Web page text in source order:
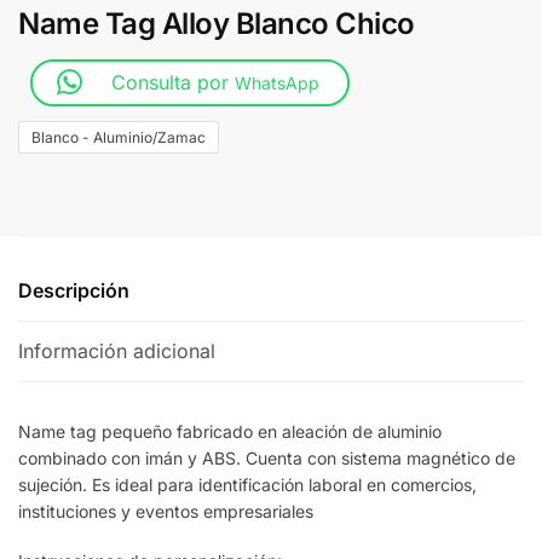
Name Tag Alloy Blanco Chico
Consulta por WhatsApp
Blanco - Aluminio/Zamac
Descripción
Información adicional
Name tag pequeño fabricado en aleación de aluminio
combinado con imán y ABS. Cuenta con sistema magnético de
sujeción. Es ideal para identificación laboral en comercios,
instituciones y eventos empresariales